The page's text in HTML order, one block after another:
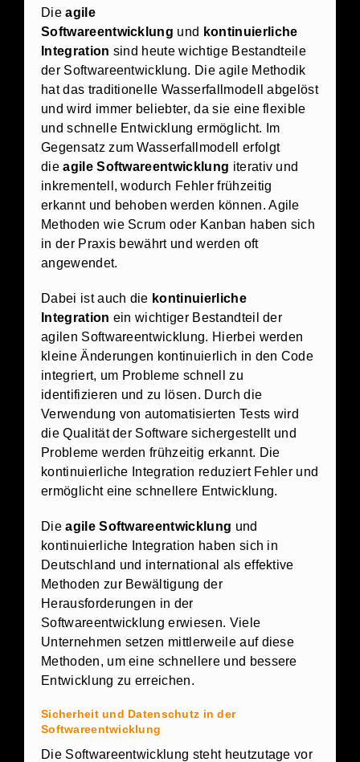
Dieagile
Softwareentwicklung und kontinuierliche
Integration sind heute wichtige Bestandteile
der Softwareentwicklung. Die agile Methodik
hat das traditionelle Wasserfallmodell abgelöst
und wird immer beliebter, da sie eine flexible
und schnelle Entwicklung ermöglicht. Im
Gegensatz zum Wasserfallmodell erfolgt
dieagile Softwareentwicklung iterativ und
inkrementell, wodurch Fehler frühzeitig
erkannt und behoben werden können. Agile
Methoden wie Scrum oder Kanban haben sich
in der Praxis bewährt und werden oft
angewendet.
Dabei ist auch die kontinuierliche
Integration ein wichtiger Bestandteil der
agilen Softwareentwicklung. Hierbei werden
kleine Änderungen kontinuierlich in den Code
integriert, um Probleme schnell zu
identifizieren und zu lösen. Durch die
Verwendung von automatisierten Tests wird
die Qualität der Software sichergestellt und
Probleme werden frühzeitig erkannt. Die
kontinuierliche Integration reduziert Fehler und
ermöglicht eine schnellere Entwicklung.
Dieagile Softwareentwicklung und
kontinuierliche Integration haben sich in
Deutschland und international als effektive
Methoden zur Bewältigung der
Herausforderungen in der
Softwareentwicklung erwiesen. Viele
Unternehmen setzen mittlerweile auf diese
Methoden, um eine schnellere und bessere
Entwicklung zu erreichen.
Sicherheit und Datenschutz in der
Softwareentwicklung
Die Softwareentwicklung steht heutzutage vor